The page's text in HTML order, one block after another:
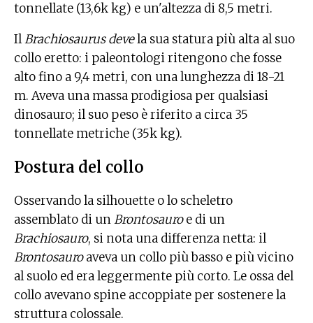
tonnellate (13,6k kg) e un'altezza di 8,5 metri.
IlBrachiosaurus devela sua statura più alta al suo
collo eretto: i paleontologi ritengono che fosse
alto fino a 9,4 metri, con una lunghezza di 18-21
m. Aveva una massa prodigiosa per qualsiasi
dinosauro; il suo peso è riferito a circa 35
tonnellate metriche (35k kg).
Postura del collo
Osservando la silhouette o lo scheletro
assemblato di unBrontosauroe di un
Brachiosauro, si nota una differenza netta: il
Brontosauroaveva un collo più basso e più vicino
al suolo ed era leggermente più corto. Le ossa del
collo avevano spine accoppiate per sostenere la
struttura colossale.